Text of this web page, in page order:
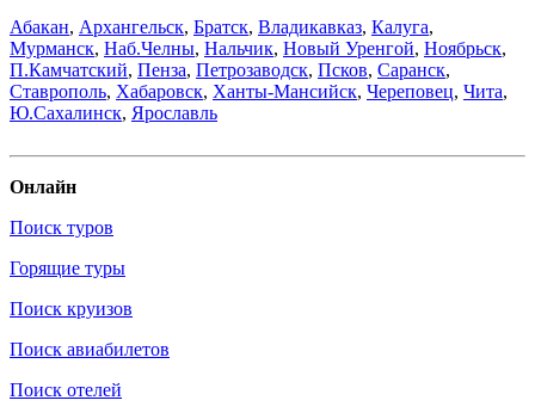
Абакан, Архангельск, Братск, Владикавказ, Калуга,
Мурманск, Наб.Челны, Нальчик, Новый Уренгой, Ноябрьск,
П.Камчатский, Пенза, Петрозаводск, Псков, Саранск,
Ставрополь, Хабаровск, Ханты-Мансийск, Череповец, Чита,
Ю.Сахалинск, Ярославль
Онлайн
Поиск туров
Горящие туры
Поиск круизов
Поиск авиабилетов
Поиск отелей